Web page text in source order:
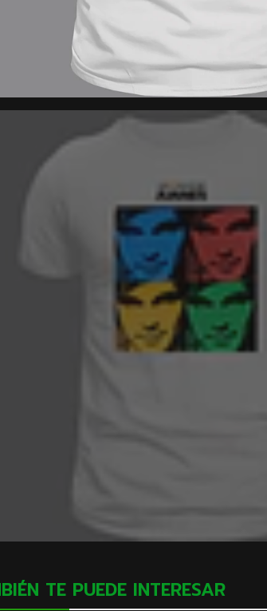
TE PUEDE INTERESAR